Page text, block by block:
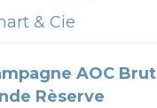
& Cie
AOC Brut
Rèserve